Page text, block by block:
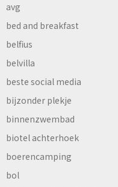
avg
bed and breakfast
belfius
belvilla
beste social media
bijzonder plekje
binnenzwembad
biotel achterhoek
boerencamping
bol